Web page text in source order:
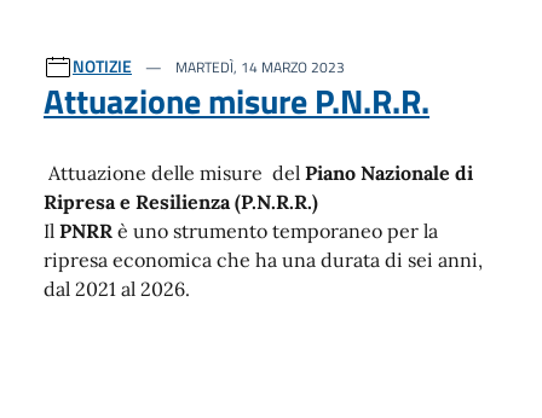
NOTIZIE MARTEDÌ, 14 MARZO 2023
Attuazione misure P.N.R.R.
Attuazione delle misure del Piano Nazionale di
Ripresa e Resilienza (P.N.R.R.)
Il PNRR è uno strumento temporaneo per la
ripresa economica che ha una durata di sei anni,
dal 2021 al 2026.